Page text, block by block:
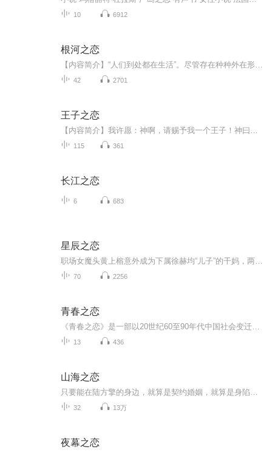
10 6912
根河之恋
42 2701
王子之恋
115 361
长江之恋
6 683
星辰之恋
70 2256
青春之恋
13 436
山海之恋
32 13万
夜幕之恋